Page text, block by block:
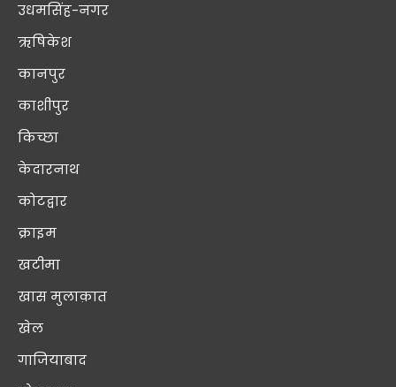
उधमसिंह-नगर
ऋषिकेश
कानपुर
काशीपुर
किच्छा
केदारनाथ
कोटद्वार
क्राइम
खटीमा
खास मुलाक़ात
खेल
गाजियाबाद